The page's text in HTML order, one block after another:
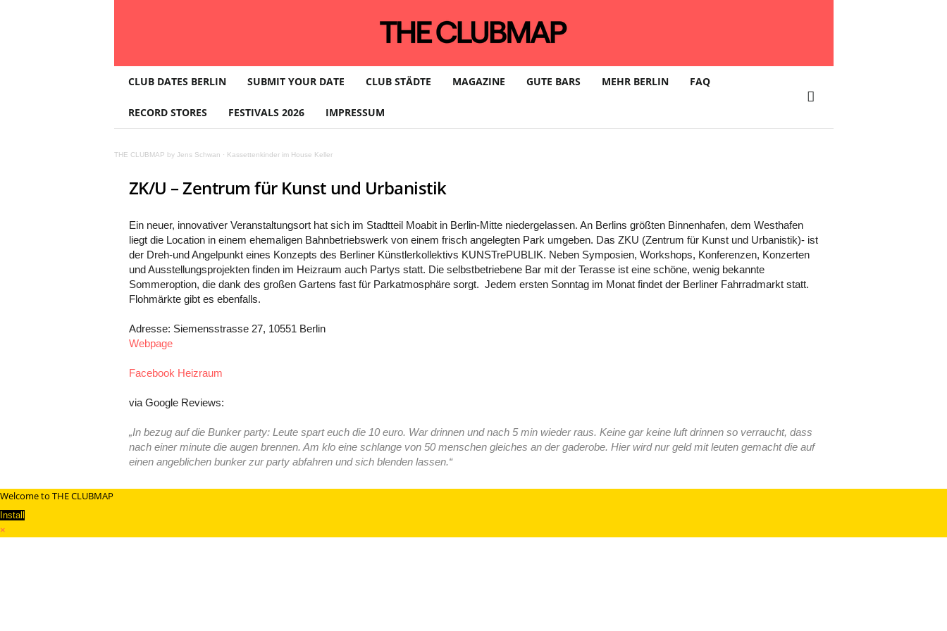
L
B
CLUB DATES BERLIN SUBMIT YOUR DATE CLUB STÄDTE MAGAZINE GUTE BARS MEHR BERLIN FAQ
RECORD STORES FESTIVALS 2026 IMPRESSUM
THE CLUBMAP by Jens Schwan · Kassettenkinder im House Keller
ZK/U – Zentrum für Kunst und Urbanistik
Ein neuer, innovativer Veranstaltungsort hat sich im Stadtteil Moabit in Berlin-Mitte niedergelassen. An Berlins größten Binnenhafen, dem Westhafen
liegt die Location in einem ehemaligen Bahnbetriebswerk von einem frisch angelegten Park umgeben. Das ZKU (Zentrum für Kunst und Urbanistik)- ist
der Dreh-und Angelpunkt eines Konzepts des Berliner Künstlerkollektivs KUNSTrePUBLIK. Neben Symposien, Workshops, Konferenzen, Konzerten
und Ausstellungsprojekten finden im Heizraum auch Partys statt. Die selbstbetriebene Bar mit der Terasse ist eine schöne, wenig bekannte
Sommeroption, die dank des großen Gartens fast für Parkatmosphäre sorgt. Jedem ersten Sonntag im Monat findet der Berliner Fahrradmarkt statt.
Flohmärkte gibt es ebenfalls.
Adresse: Siemensstrasse 27, 10551 Berlin
Webpage
Facebook Heizraum
via Google Reviews:
„In bezug auf die Bunker party: Leute spart euch die 10 euro. War drinnen und nach 5 min wieder raus. Keine gar keine luft drinnen so verraucht, dass
nach einer minute die augen brennen. Am klo eine schlange von 50 menschen gleiches an der gaderobe. Hier wird nur geld mit leuten gemacht die auf
einen angeblichen bunker zur party abfahren und sich blenden lassen.“
Welcome to THE CLUBMAP
Install
×